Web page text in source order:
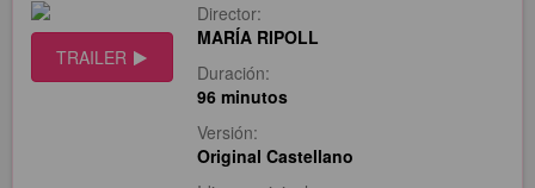
TRAILER
Director:
MARÍA RIPOLL
Duración:
96 minutos
Versión:
Original Castellano